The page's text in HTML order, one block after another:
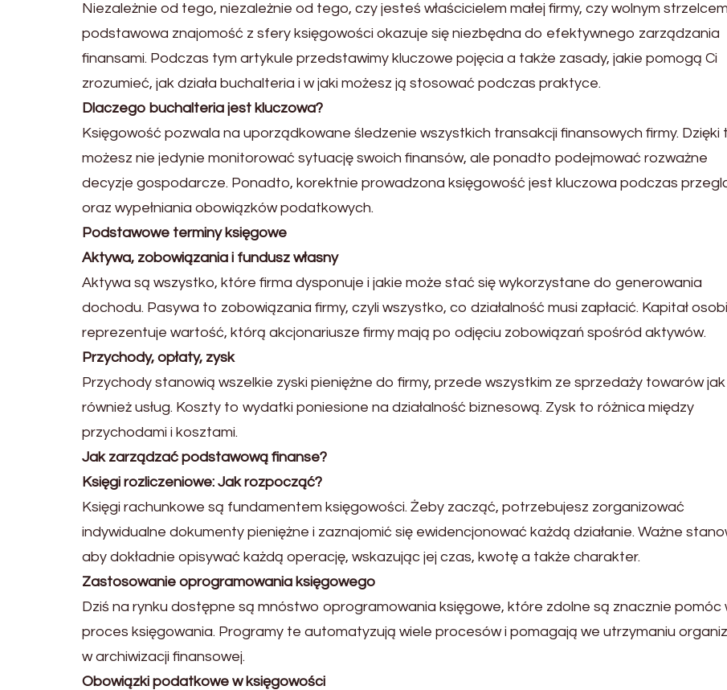
Niezależnie od tego, niezależnie od tego, czy jesteś właścicielem małej firmy, czy wolnym
podstawowa znajomość z sfery księgowości okazuje się niezbędna do efektywnego zarządzania
finansami. Podczas tym artykule przedstawimy kluczowe pojęcia a także zasady, jakie pomogą Ci
zrozumieć, jak działa buchalteria i w jaki możesz ją stosować podczas praktyce.
Dlaczego buchalteria jest kluczowa?
Księgowość pozwala na uporządkowane śledzenie wszystkich transakcji finansowych firmy. Dzięki
możesz nie jedynie monitorować sytuację swoich finansów, ale ponadto podejmować rozważne
decyzje gospodarcze. Ponadto, korektnie prowadzona księgowość jest kluczowa podczas
oraz wypełniania obowiązków podatkowych.
Podstawowe terminy księgowe
Aktywa, zobowiązania i fundusz własny
Aktywa są wszystko, które firma dysponuje i jakie może stać się wykorzystane do generowania
dochodu. Pasywa to zobowiązania firmy, czyli wszystko, co działalność musi zapłacić. Kapitał
reprezentuje wartość, którą akcjonariusze firmy mają po odjęciu zobowiązań spośród aktywów.
Przychody, opłaty, zysk
Przychody stanowią wszelkie zyski pieniężne do firmy, przede wszystkim ze sprzedaży towarów jak
również usług. Koszty to wydatki poniesione na działalność biznesową. Zysk to różnica między
przychodami i kosztami.
Jak zarządzać podstawową finanse?
Księgi rozliczeniowe: Jak rozpocząć?
Księgi rachunkowe są fundamentem księgowości. Żeby zacząć, potrzebujesz zorganizować
indywidualne dokumenty pieniężne i zaznajomić się ewidencjonować każdą działanie. Ważne
aby dokładnie opisywać każdą operację, wskazując jej czas, kwotę a także charakter.
Zastosowanie oprogramowania księgowego
Dziś na rynku dostępne są mnóstwo oprogramowania księgowe, które zdolne są znacznie pomóc
proces księgowania. Programy te automatyzują wiele procesów i pomagają we utrzymaniu
w archiwizacji finansowej.
Obowiązki podatkowe w księgowości